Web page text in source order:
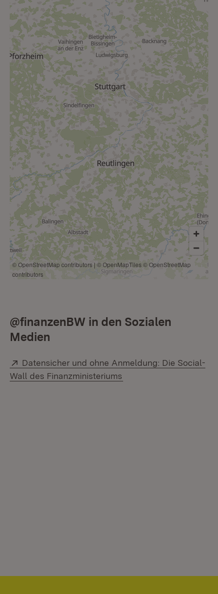
© OpenStreetMap contributors | © OpenMapTiles© OpenStreetMap
contributors
@finanzenBW in den Sozialen
Medien
Extern:
Datensicher und ohne Anmeldung: Die Social-
Wall des Finanzministeriums